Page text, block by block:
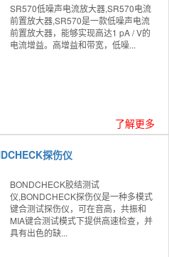
SR570低噪声电流放大器,SR570电流
前置放大器,SR570是一款低噪声电流
前置放大器，能够实现高达1 pA / V的
电流增益。高增益和带宽，低噪...
了解更多
探伤仪
BONDCHECK胶结测试
仪,BONDCHECK探伤仪是一种多模式
键合测试探伤仪，可在音高，共振和
MIA键合测试模式下提供高速检查，并
具有出色的缺...